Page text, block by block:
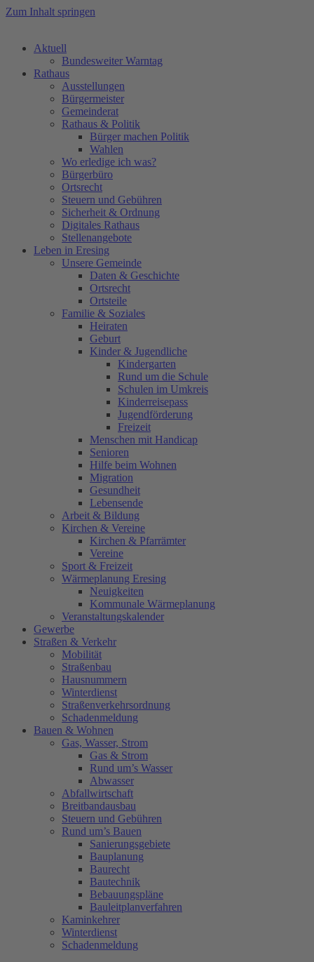
Zum Inhalt springen
Aktuell
Bundesweiter Warntag
Rathaus
Ausstellungen
Bürgermeister
Gemeinderat
Rathaus & Politik
Bürger machen Politik
Wahlen
Wo erledige ich was?
Bürgerbüro
Ortsrecht
Steuern und Gebühren
Sicherheit & Ordnung
Digitales Rathaus
Stellenangebote
Leben in Eresing
Unsere Gemeinde
Daten & Geschichte
Ortsrecht
Ortsteile
Familie & Soziales
Heiraten
Geburt
Kinder & Jugendliche
Kindergarten
Rund um die Schule
Schulen im Umkreis
Kinderreisepass
Jugendförderung
Freizeit
Menschen mit Handicap
Senioren
Hilfe beim Wohnen
Migration
Gesundheit
Lebensende
Arbeit & Bildung
Kirchen & Vereine
Kirchen & Pfarrämter
Vereine
Sport & Freizeit
Wärmeplanung Eresing
Neuigkeiten
Kommunale Wärmeplanung
Veranstaltungskalender
Gewerbe
Straßen & Verkehr
Mobilität
Straßenbau
Hausnummern
Winterdienst
Straßenverkehrsordnung
Schadenmeldung
Bauen & Wohnen
Gas, Wasser, Strom
Gas & Strom
Rund um’s Wasser
Abwasser
Abfallwirtschaft
Breitbandausbau
Steuern und Gebühren
Rund um’s Bauen
Sanierungsgebiete
Bauplanung
Baurecht
Bautechnik
Bebauungspläne
Bauleitplanverfahren
Kaminkehrer
Winterdienst
Schadenmeldung